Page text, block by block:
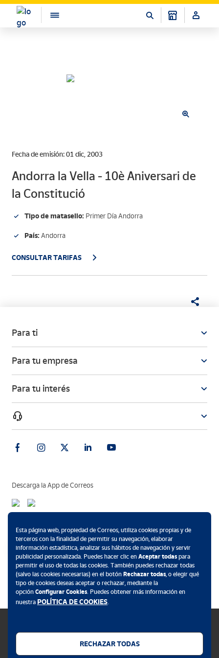
Fecha de emisión: 01 dic, 2003
Andorra la Vella - 10è Aniversari de
la Constitució
Tipo de matasello: Primer Día Andorra
País: Andorra
CONSULTAR TARIFAS
Para ti
Para tu empresa
Para tu interés
Descarga la App de Correos
Política de cookies
Esta página web, propiedad de Correos, utiliza cookies propias y de
terceros con la finalidad de permitir su navegación, elaborar
información estadística, analizar sus hábitos de navegación y servir
publicidad personalizada. Puedes hacer clic en Aceptar todaspara
permitir el uso de todas las cookies. También puedes rechazar todas
(salvo las cookies necesarias) en el botón Rechazar todas, o elegir qué
tipo de cookies deseas aceptar o rechazar, mediante la
opción Configurar Cookies. Puedes obtener más información en
nuestra POLÍTICA DE COOKIES.
RECHAZAR TODAS